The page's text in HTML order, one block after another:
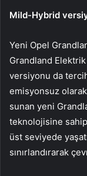
Mild-Hybrid
Yeni Opel
Grandland
versiyonu da
emisyonsuz
sunan yeni
teknolojisine
üst seviyede
sınırlandırarak